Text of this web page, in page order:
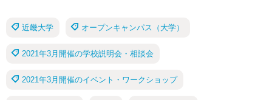
近畿大学 オープンキャンパス（大学）
2021年3月開催の学校説明会・相談会
2021年3月開催のイベント・ワークショップ